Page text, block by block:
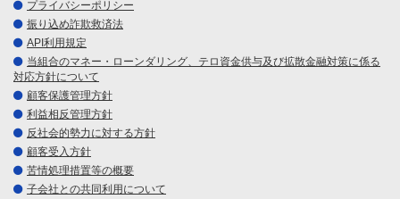
プライバシーポリシー
振り込め詐欺救済法
API利用規定
当組合のマネー・ローンダリング、テロ資金供与及び拡散金融対策に係る
対応方針について
顧客保護管理方針
利益相反管理方針
反社会的勢力に対する方針
顧客受入方針
苦情処理措置等の概要
子会社との共同利用について